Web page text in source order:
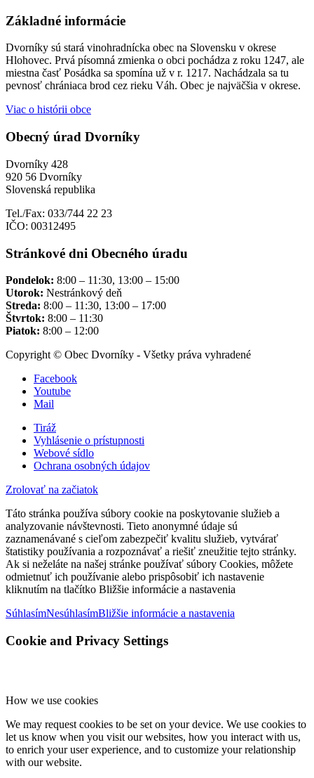
Základné informácie
Dvorníky sú stará vinohradnícka obec na Slovensku v okrese
Hlohovec. Prvá písomná zmienka o obci pochádza z roku 1247, ale
miestna časť Posádka sa spomína už v r. 1217. Nachádzala sa tu
pevnosť chrániaca brod cez rieku Váh. Obec je najväčšia v okrese.
Viac o histórii obce
Obecný úrad Dvorníky
Dvorníky 428
920 56 Dvorníky
Slovenská republika
Tel./Fax: 033/744 22 23
IČO: 00312495
Stránkové dni Obecného úradu
Pondelok: 8:00 – 11:30, 13:00 – 15:00
Utorok: Nestránkový deň
Streda: 8:00 – 11:30, 13:00 – 17:00
Štvrtok: 8:00 – 11:30
Piatok: 8:00 – 12:00
Copyright © Obec Dvorníky - Všetky práva vyhradené
Facebook
Youtube
Mail
Tiráž
Vyhlásenie o prístupnosti
Webové sídlo
Ochrana osobných údajov
Zrolovať na začiatok
Táto stránka používa súbory cookie na poskytovanie služieb a
analyzovanie návštevnosti. Tieto anonymné údaje sú
zaznamenávané s cieľom zabezpečiť kvalitu služieb, vytvárať
štatistiky používania a rozpoznávať a riešiť zneužitie tejto stránky.
Ak si neželáte na našej stránke používať súbory Cookies, môžete
odmietnuť ich používanie alebo prispôsobiť ich nastavenie
kliknutím na tlačítko Bližšie informácie a nastavenia
SúhlasímNesúhlasímBližšie informácie a nastavenia
Cookie and Privacy Settings
How we use cookies
We may request cookies to be set on your device. We use cookies to
let us know when you visit our websites, how you interact with us,
to enrich your user experience, and to customize your relationship
with our website.